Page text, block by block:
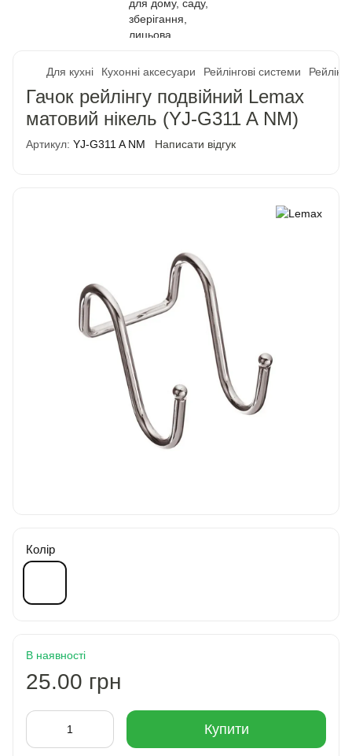
Для кухні Кухонні аксесуари Рейлінгові системи
Гачок рейлінгу подвійний Lemax
матовий нікель (YJ-G311 A NM)
Артикул: YJ-G311 A NM Написати відгук
Колір
В наявності
25.00 грн
Купити